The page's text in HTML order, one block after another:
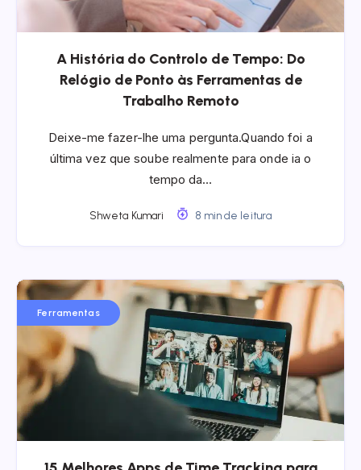
A História do Controlo de Tempo: Do
Relógio de Ponto às Ferramentas de
Trabalho Remoto
Deixe-me fazer-lhe uma pergunta.Quando foi a
última vez que soube realmente para onde ia o
tempo da…
Shweta Kumari 8 min de leitura
Ferramentas